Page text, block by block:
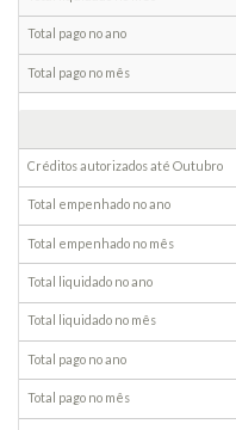
Alteração
na
provisão
em
Total
empenhado
Total
executado
Acréscimo
Diminuição
Até
Setembro
Em
Outubro
Até